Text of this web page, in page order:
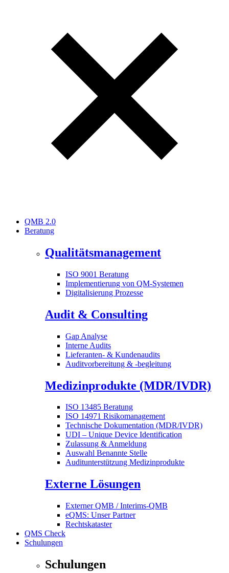
QMB 2.0
Beratung
Qualitätsmanagement
ISO 9001 Beratung
Implementierung von QM-Systemen
Digitalisierung Prozesse
Audit & Consulting
Gap Analyse
Interne Audits
Lieferanten- & Kundenaudits
Auditvorbereitung & -begleitung
Medizinprodukte (MDR/IVDR)
ISO 13485 Beratung
ISO 14971 Risikomanagement
Technische Dokumentation (MDR/IVDR)
UDI – Unique Device Identification
Zulassung & Anmeldung
Auswahl Benannte Stelle
Auditunterstützung Medizinprodukte
Externe Lösungen
Externer QMB / Interims-QMB
eQMS: Unser Partner
Rechtskataster
QMS Check
Schulungen
Schulungen